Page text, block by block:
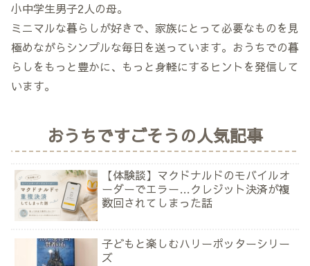
小中学生男子2人の母。
ミニマルな暮らしが好きで、家族にとって必要なものを見
極めながらシンプルな毎日を送っています。おうちでの暮
らしをもっと豊かに、もっと身軽にするヒントを発信して
います。
おうちですごそうの人気記事
【体験談】マクドナルドのモバイルオ
ーダーでエラー…クレジット決済が複
数回されてしまった話
子どもと楽しむハリーポッターシリー
ズ